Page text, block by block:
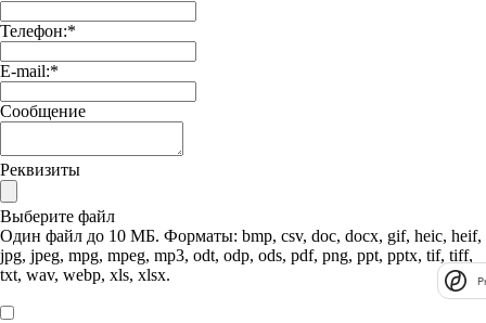
Телефон:*
E-mail:*
Сообщение
Реквизиты
Выберите файл
Один файл до 10 МБ. Форматы: bmp, csv, doc, docx, gif, heic, heif,
jpg, jpeg, mpg, mpeg, mp3, odt, odp, ods, pdf, png, ppt, pptx, tif, tiff,
txt, wav, webp, xls, xlsx.